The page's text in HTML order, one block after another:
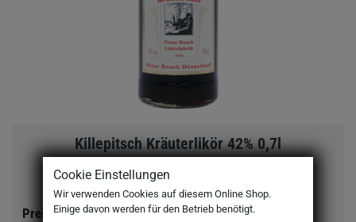
Killepitsch Kräuterlikör 42% 0,7l
Preis: 18,90 €
Cookie Einstellungen
Wir verwenden Cookies auf diesem Online Shop.
Einige davon werden für den Betrieb benötigt.